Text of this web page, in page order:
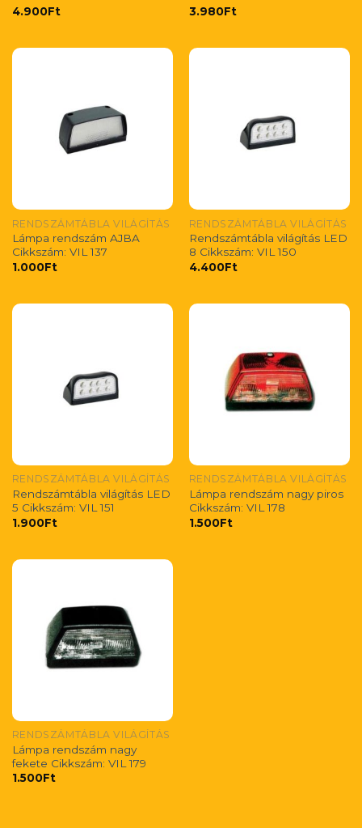
4.900Ft
3.980Ft
RENDSZÁMTÁBLA VILÁGÍTÁS
Lámpa rendszám AJBA
Cikkszám: VIL 137
1.000Ft
RENDSZÁMTÁBLA VILÁGÍTÁS
Rendszámtábla világítás LED
8 Cikkszám: VIL 150
4.400Ft
RENDSZÁMTÁBLA VILÁGÍTÁS
Rendszámtábla világítás LED
5 Cikkszám: VIL 151
1.900Ft
RENDSZÁMTÁBLA VILÁGÍTÁS
Lámpa rendszám nagy piros
Cikkszám: VIL 178
1.500Ft
RENDSZÁMTÁBLA VILÁGÍTÁS
Lámpa rendszám nagy
fekete Cikkszám: VIL 179
1.500Ft